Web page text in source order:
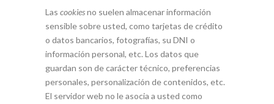
Las cookiesno suelen almacenar información
sensible sobre usted, como tarjetas de crédito
o datos bancarios, fotografías, su DNI o
información personal, etc. Los datos que
guardan son de carácter técnico, preferencias
personales, personalización de contenidos, etc.
El servidor web no le asocia a usted como